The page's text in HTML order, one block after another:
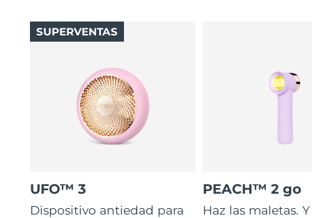
UFO™ 3
Dispositivo antiedad para
SUPERVENTAS
PEACH™ 2 go
Haz las maletas.